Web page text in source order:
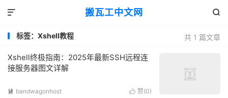
搬瓦工中文网 

共 1 篇文章
标签：Xshell教程
Xshell终极指南：2025年最新SSH远程连
接服务器图文详解
 赞(0)
 bandwagonhost